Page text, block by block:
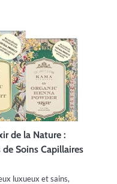
de la Nature :
Soins Capillaires
luxueux et sains,